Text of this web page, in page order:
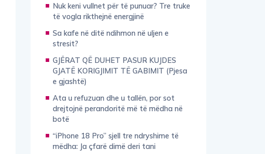
Nuk keni vullnet për të punuar? Tre truke
të vogla rikthejnë energjinë
Sa kafe në ditë ndihmon në uljen e
stresit?
GJËRAT QË DUHET PASUR KUJDES
GJATË KORIGJIMIT TË GABIMIT (Pjesa
e gjashtë)
Ata u refuzuan dhe u tallën, por sot
drejtojnë perandoritë më të mëdha në
botë
“iPhone 18 Pro” sjell tre ndryshime të
mëdha: Ja çfarë dimë deri tani